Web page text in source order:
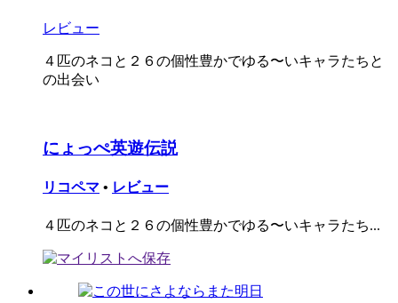
レビュー
４匹のネコと２６の個性豊かでゆる〜いキャラたちと
の出会い
にょっぺ英遊伝説
リコペマ • レビュー
４匹のネコと２６の個性豊かでゆる〜いキャラたち...